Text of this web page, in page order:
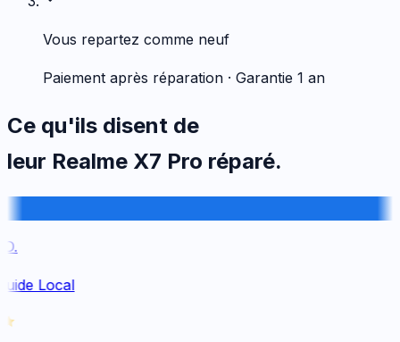
Vous repartez comme neuf
Paiement après réparation · Garantie 1 an
Ce qu'ils disent de
leur Realme X7 Pro réparé.
Local